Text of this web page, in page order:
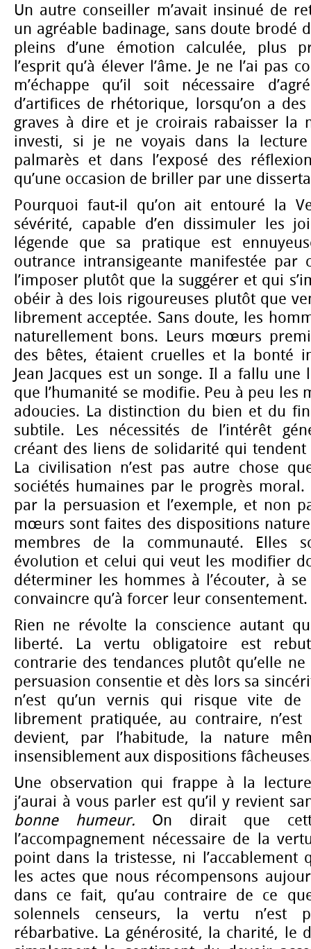
Un autre conseiller m’avait insinué de
un agréable badinage, sans doute brodé
pleins d’une émotion calculée, plus
l’esprit qu’à élever l’âme. Je ne l’ai pas
m’échappe qu’il soit nécessaire
d’artifices de rhétorique, lorsqu’on a
graves à dire et je croirais rabaisser la
investi, si je ne voyais dans la
palmarès et dans l’exposé des
qu’une occasion de briller par une
Pourquoi faut-il qu’on ait entouré la
sévérité, capable d’en dissimuler les
légende que sa pratique est
outrance intransigeante manifestée par
l’imposer plutôt que la suggérer et qui
obéir à des lois rigoureuses plutôt que
librement acceptée. Sans doute, les
naturellement bons. Leurs mœurs
des bêtes, étaient cruelles et la bonté
Jean Jacques est un songe. Il a fallu
que l’humanité se modifie. Peu à peu les
adoucies. La distinction du bien et du
subtile. Les nécessités de l’intérêt
créant des liens de solidarité qui tendent
La civilisation n’est pas autre chose
sociétés humaines par le progrès
par la persuasion et l’exemple, et non
mœurs sont faites des dispositions
membres de la communauté. Elles
évolution et celui qui veut les modifier
déterminer les hommes à l’écouter, à
convaincre qu’à forcer leur consentement.
Rien ne révolte la conscience autant
liberté. La vertu obligatoire est
contrarie des tendances plutôt qu’elle
persuasion consentie et dès lors sa
n’est qu’un vernis qui risque vite de
librement pratiquée, au contraire,
devient, par l’habitude, la nature
insensiblement aux dispositions
Une observation qui frappe à la
j’aurai à vous parler est qu’il y revient
bonne humeur. On dirait que
l’accompagnement nécessaire de la
point dans la tristesse, ni l’accablement
les actes que nous récompensons
dans ce fait, qu’au contraire de ce
solennels censeurs, la vertu n’est
rébarbative. La générosité, la charité, le